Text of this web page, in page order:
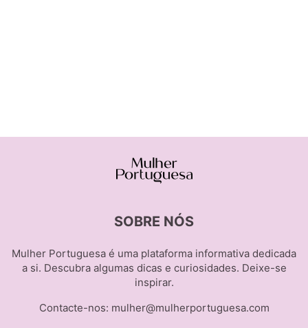
SOBRE NÓS
Mulher Portuguesa é uma plataforma informativa dedicada
a si. Descubra algumas dicas e curiosidades. Deixe-se
inspirar.
Contacte-nos: mulher@mulherportuguesa.com